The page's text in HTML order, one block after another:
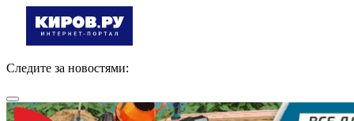
Следите за новостями: